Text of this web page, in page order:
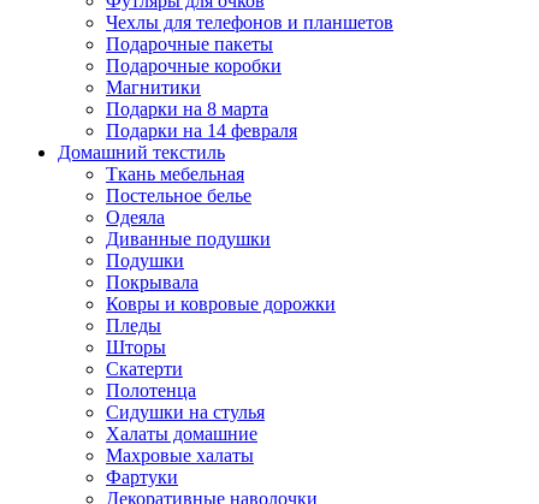
Чехлы для телефонов и планшетов
Подарочные пакеты
Подарочные коробки
Магнитики
Подарки на 8 марта
Подарки на 14 февраля
Домашний текстиль
Ткань мебельная
Постельное белье
Одеяла
Диванные подушки
Подушки
Покрывала
Ковры и ковровые дорожки
Пледы
Шторы
Скатерти
Полотенца
Сидушки на стулья
Халаты домашние
Махровые халаты
Фартуки
Декоративные наволочки